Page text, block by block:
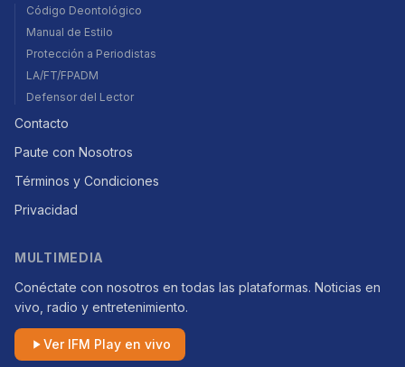
Código Deontológico
Manual de Estilo
Protección a Periodistas
LA/FT/FPADM
Defensor del Lector
Contacto
Paute con Nosotros
Términos y Condiciones
Privacidad
MULTIMEDIA
Conéctate con nosotros en todas las plataformas. Noticias en
vivo, radio y entretenimiento.
Ver IFM Play en vivo